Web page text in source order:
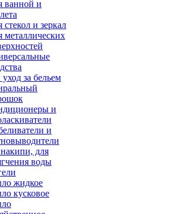
ванной и
стекол и зеркал
металлических
за бельем
и
и
для
воды
жидкое
кусковое